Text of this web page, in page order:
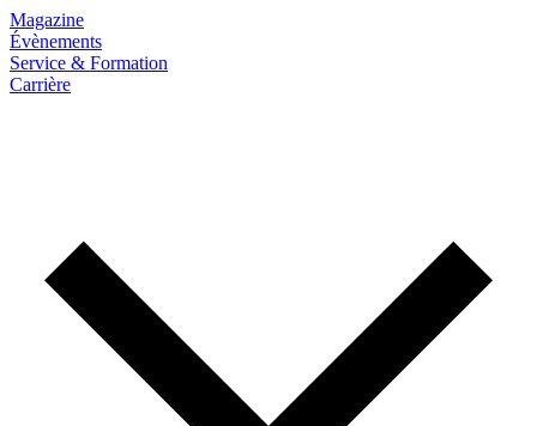
Magazine
Évènements
Service & Formation
Carrière